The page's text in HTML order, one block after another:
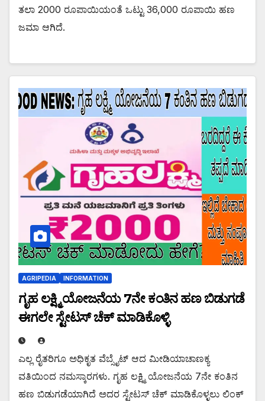
ತಲಾ 2000 ರೂಪಾಯಿಯಂತೆ ಒಟ್ಟು 36,000 ರೂಪಾಯಿ ಹಣ
ಜಮಾ ಆಗಿದೆ.
AGRIPEDIA INFORMATION
ಗೃಹ ಲಕ್ಷ್ಮಿ ಯೋಜನೆಯ 7ನೇ ಕಂತಿನ ಹಣ ಬಿಡುಗಡೆ
ಈಗಲೇ ಸ್ಟೇಟಸ್ ಚೆಕ್ ಮಾಡಿಕೊಳ್ಳಿ
ಎಲ್ಲ ರೈತರಿಗೂ ಅಧಿಕೃತ ವೆಬ್ಸೈಟ್ ಆದ ಮೀಡಿಯಾಚಾಣಕ್ಯ
ವತಿಯಿಂದ ನಮಸ್ಕಾರಗಳು. ಗೃಹ ಲಕ್ಷ್ಮಿ ಯೋಜನೆಯ 7ನೇ ಕಂತಿನ
ಹಣ ಬಿಡುಗಡೆಯಾಗಿದೆ ಅದರ ಸ್ಟೇಟಸ್ ಚೆಕ್ ಮಾಡಿಕೊಳ್ಳಲು ಲಿಂಕ್